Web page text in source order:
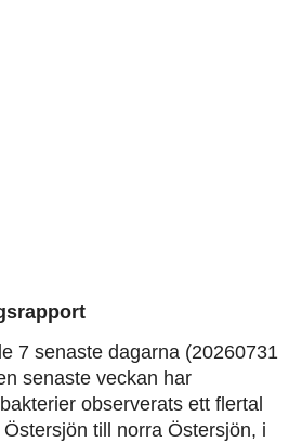
7 senaste dagarna (20260731
senaste veckan har
observerats ett flertal
till norra Östersjön, i